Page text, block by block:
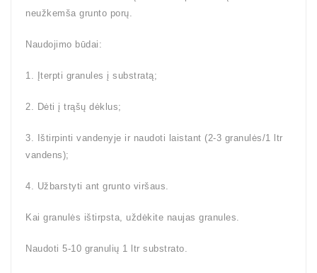
neužkemša grunto porų.
Naudojimo būdai:
1. Įterpti granules į substratą;
2. Dėti į trąšų dėklus;
3. Ištirpinti vandenyje ir naudoti laistant (2-3 granulės/1 ltr
vandens);
4. Užbarstyti ant grunto viršaus.
Kai granulės ištirpsta, uždėkite naujas granules.
Naudoti 5-10 granulių 1 ltr substrato.